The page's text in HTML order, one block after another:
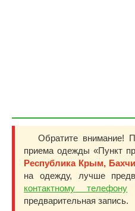
Обратите внимание!
приема одежды «Пункт
Республика Крым,
на одежду, лучше
контактному телефону
предварительная запись.